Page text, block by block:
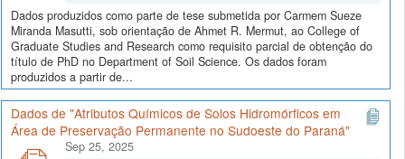
Dados produzidos como parte de tese submetida por Carmem Sueze
Miranda Masutti, sob orientação de Ahmet R. Mermut, ao College of
Graduate Studies and Research como requisito parcial de obtenção do
título de PhD no Department of Soil Science. Os dados foram
produzidos a partir de...
Dados de "Atributos Químicos de Solos Hidromórficos em
Área de Preservação Permanente no Sudoeste do Paraná"
Sep 25, 2025